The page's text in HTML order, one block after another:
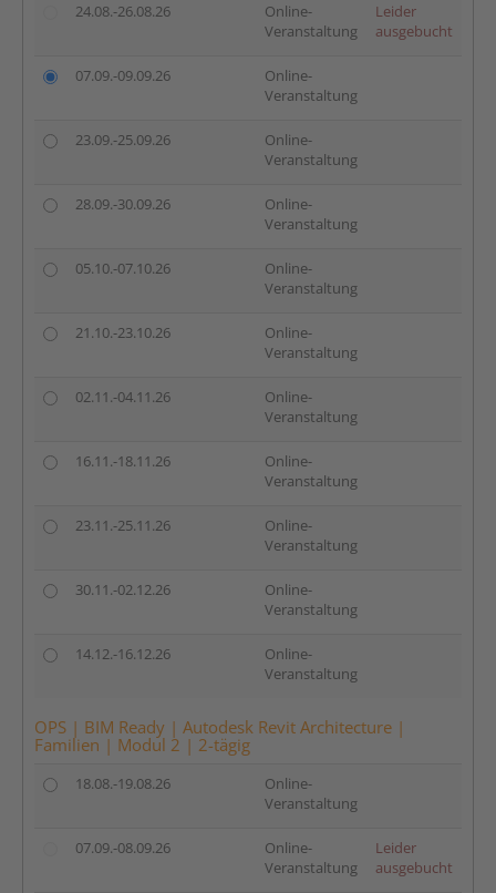
24.08.-26.08.26
Online-
Veranstaltung
Leider
ausgebucht
07.09.-09.09.26
Online-
Veranstaltung
23.09.-25.09.26
Online-
Veranstaltung
28.09.-30.09.26
Online-
Veranstaltung
05.10.-07.10.26
Online-
Veranstaltung
21.10.-23.10.26
Online-
Veranstaltung
02.11.-04.11.26
Online-
Veranstaltung
16.11.-18.11.26
Online-
Veranstaltung
23.11.-25.11.26
Online-
Veranstaltung
30.11.-02.12.26
Online-
Veranstaltung
14.12.-16.12.26
Online-
Veranstaltung
OPS | BIM Ready | Autodesk Revit Architecture |
Familien | Modul 2 | 2-tägig
18.08.-19.08.26
Online-
Veranstaltung
07.09.-08.09.26
Online-
Veranstaltung
Leider
ausgebucht